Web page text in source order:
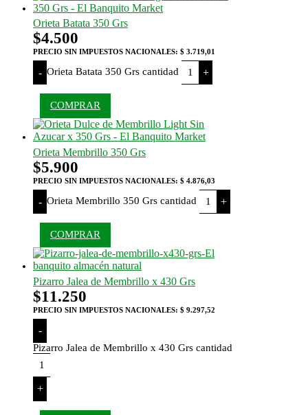
Orieta Batata 350 Grs
$4.500
PRECIO SIN IMPUESTOS NACIONALES: $ 3.719,01
- Orieta Batata 350 Grs cantidad +
COMPRAR
Orieta Membrillo 350 Grs
$5.900
PRECIO SIN IMPUESTOS NACIONALES: $ 4.876,03
- Orieta Membrillo 350 Grs cantidad +
COMPRAR
Pizarro Jalea de Membrillo x 430 Grs
$11.250
PRECIO SIN IMPUESTOS NACIONALES: $ 9.297,52
-
Pizarro Jalea de Membrillo x 430 Grs cantidad
+